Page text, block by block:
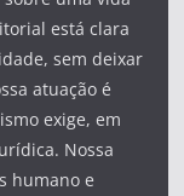
está clara
sem deixar
atuação é
exige, em
Nossa
humano e